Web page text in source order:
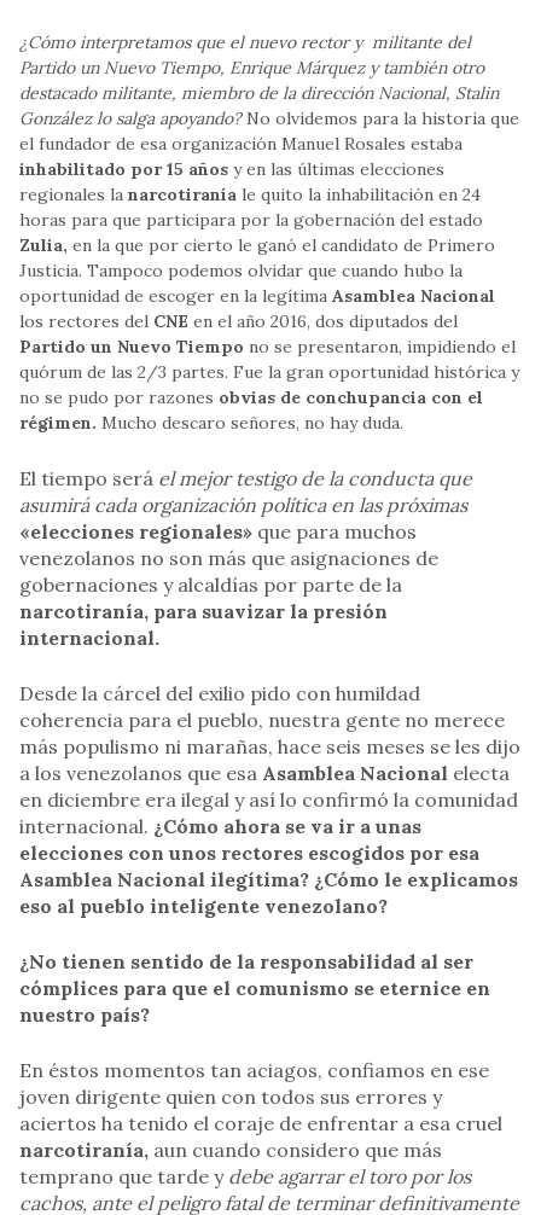
¿Cómo interpretamos que el nuevo rector y militante del
Partido un Nuevo Tiempo, Enrique Márquez y también otro
destacado militante, miembro de la dirección Nacional, Stalin
González lo salga apoyando? No olvidemos para la historia que
el fundador de esa organización Manuel Rosales estaba
inhabilitado por 15 años y en las últimas elecciones
regionales la narcotiranía le quito la inhabilitación en 24
horas para que participara por la gobernación del estado
Zulia, en la que por cierto le ganó el candidato de Primero
Justicia. Tampoco podemos olvidar que cuando hubo la
oportunidad de escoger en la legítima Asamblea Nacional
los rectores del CNE en el año 2016, dos diputados del
Partido un Nuevo Tiempo no se presentaron, impidiendo el
quórum de las 2/3 partes. Fue la gran oportunidad histórica y
no se pudo por razones obvias de conchupancia con el
régimen. Mucho descaro señores, no hay duda.
El tiempo será el mejor testigo de la conducta que
asumirá cada organización política en las próximas
«elecciones regionales» que para muchos
venezolanos no son más que asignaciones de
gobernaciones y alcaldías por parte de la
narcotiranía, para suavizar la presión
internacional.
Desde la cárcel del exilio pido con humildad
coherencia para el pueblo, nuestra gente no merece
más populismo ni marañas, hace seis meses se les dijo
a los venezolanos que esa Asamblea Nacional electa
en diciembre era ilegal y así lo confirmó la comunidad
internacional. ¿Cómo ahora se va ir a unas
elecciones con unos rectores escogidos por esa
Asamblea Nacional ilegítima? ¿Cómo le explicamos
eso al pueblo inteligente venezolano?
¿No tienen sentido de la responsabilidad al ser
cómplices para que el comunismo se eternice en
nuestro país?
En éstos momentos tan aciagos, confiamos en ese
joven dirigente quien con todos sus errores y
aciertos ha tenido el coraje de enfrentar a esa cruel
narcotiranía, aun cuando considero que más
temprano que tarde y debe agarrar el toro por los
cachos, ante el peligro fatal de terminar definitivamente